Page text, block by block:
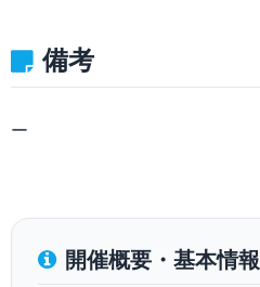
備考
ー
開催概要・基本情報